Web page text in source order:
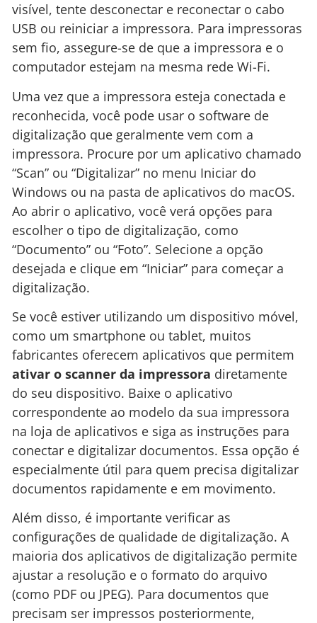
visível, tente desconectar e reconectar o cabo
USB ou reiniciar a impressora. Para impressoras
sem fio, assegure-se de que a impressora e o
computador estejam na mesma rede Wi-Fi.
Uma vez que a impressora esteja conectada e
reconhecida, você pode usar o software de
digitalização que geralmente vem com a
impressora. Procure por um aplicativo chamado
“Scan” ou “Digitalizar” no menu Iniciar do
Windows ou na pasta de aplicativos do macOS.
Ao abrir o aplicativo, você verá opções para
escolher o tipo de digitalização, como
“Documento” ou “Foto”. Selecione a opção
desejada e clique em “Iniciar” para começar a
digitalização.
Se você estiver utilizando um dispositivo móvel,
como um smartphone ou tablet, muitos
fabricantes oferecem aplicativos que permitem
ativar o scanner da impressora diretamente
do seu dispositivo. Baixe o aplicativo
correspondente ao modelo da sua impressora
na loja de aplicativos e siga as instruções para
conectar e digitalizar documentos. Essa opção é
especialmente útil para quem precisa digitalizar
documentos rapidamente e em movimento.
Além disso, é importante verificar as
configurações de qualidade de digitalização. A
maioria dos aplicativos de digitalização permite
ajustar a resolução e o formato do arquivo
(como PDF ou JPEG). Para documentos que
precisam ser impressos posteriormente,